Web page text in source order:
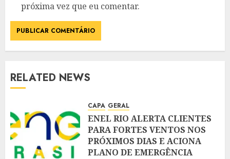
próxima vez que eu comentar.
RELATED NEWS
CAPA GERAL
ENEL RIO ALERTA CLIENTES
PARA FORTES VENTOS NOS
PRÓXIMOS DIAS E ACIONA
PLANO DE EMERGÊNCIA